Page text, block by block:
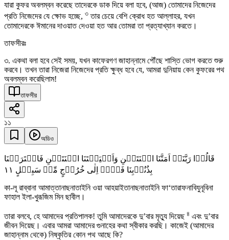
যারা কুফর অবলম্বন করেছে তাদেরকে ডাক দিয়ে বলা হবে, (আজ) তোমাদের নিজেদের
প্রতি নিজেদের যে ক্ষোভ হচ্ছে, ৩ তার চেয়ে বেশি ক্রোধ হত আল্লাহর, যখন
তোমাদেরকে ঈমানের দাওয়াত দেওয়া হত আর তোমরা তা প্রত্যাখ্যান করতে।
তাফসীরঃ
৩. একথা বলা হবে সেই সময়, যখন কাফেরগণ জাহান্নামে পৌঁছে শাস্তি ভোগ করতে শুরু
করবে। তখন তারা নিজেরা নিজেদের প্রতি ক্ষুব্ধ হবে যে, আমরা দুনিয়ায় কেন কুফরের পথ
অবলম্বন করেছিলাম!
তাফসীর
১১
অডিও
قَالُوۡا رَبَّنَاۤ اَمَتَّنَا اثۡنَتَیۡنِ وَاَحۡیَیۡتَنَا اثۡنَتَیۡنِ فَاعۡتَرَفۡنَا
بِذُنُوۡبِنَا فَہَلۡ اِلٰی خُرُوۡجٍ مِّنۡ سَبِیۡلٍ ١١
কা-লূ রাব্বানা আমাত্তানাছনাতাইনি ওয়া আহয়াইতানাছনাতাইনি ফা‘তারাফনাবিযুনূবিনা
ফাহাল ইলা-খুরূজিম মিন ছাবীল।
তারা বলবে, হে আমাদের প্রতিপালক! তুমি আমাদেরকে দু’বার মৃত্যু দিয়েছ ৪ এবং দু’বার
জীবন দিয়েছ। এবার আমরা আমাদের গুনাহের কথা স্বীকার করছি। কাজেই (আমাদের
জাহান্নাম থেকে) নিষ্কৃতির কোন পথ আছে কি?